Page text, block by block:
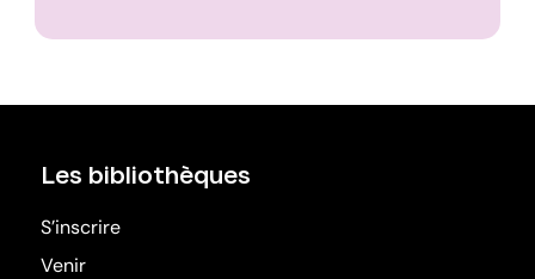
Les bibliothèques
S’inscrire
Venir